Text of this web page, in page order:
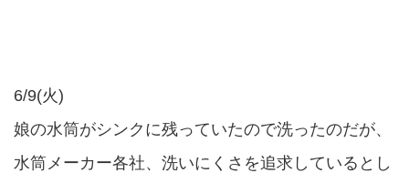
6/9(火)
娘の水筒がシンクに残っていたので洗ったのだが、
水筒メーカー各社、洗いにくさを追求しているとし